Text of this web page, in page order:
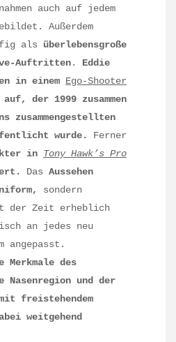
auch auf jedem
Außerdem
als überlebensgroße
Auftritten.
Eddie
in einem Ego-Shooter
auf, der 1999 zusammen
zusammengestellten
wurde.
Ferner
in Tony Hawk’s Pro
Das Aussehen
sondern
der Zeit erheblich
an jedes neu
angepasst.
des
und der
freistehendem
weitgehend